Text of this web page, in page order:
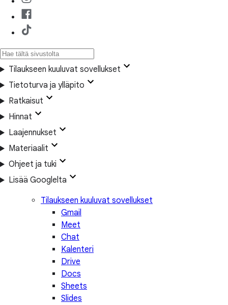
Tilaukseen kuuluvat sovellukset
Tietoturva ja ylläpito
Ratkaisut
Hinnat
Laajennukset
Materiaalit
Ohjeet ja tuki
Lisää Googlelta
Tilaukseen kuuluvat sovellukset
Gmail
Meet
Chat
Kalenteri
Drive
Docs
Sheets
Slides